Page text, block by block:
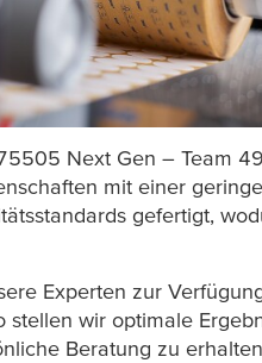
Next Gen – Team
mit einer
gefertigt,
Experten zur
wir optimale
Beratung zu